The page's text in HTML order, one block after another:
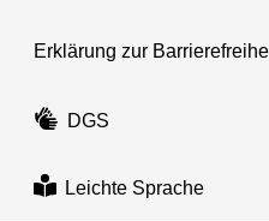
Erklärung zur
DGS
Leichte Sprache